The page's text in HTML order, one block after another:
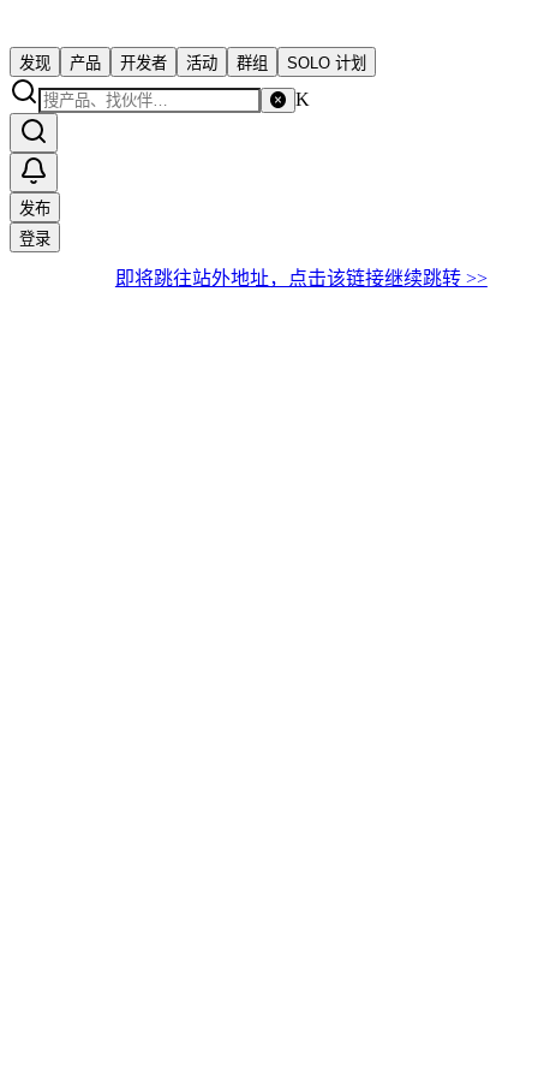
发现 产品 开发者 活动 群组 SOLO 计划
K
发布
登录
即将跳往站外地址，点击该链接继续跳转 >>